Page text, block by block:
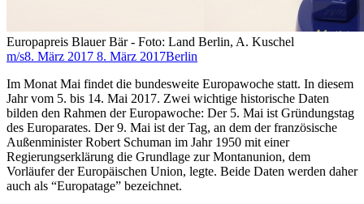
Europapreis Blauer Bär - Foto: Land Berlin, A. Kuschel
m/s8. März 2017 8. März 2017Berlin
Im Monat Mai findet die bundesweite Europawoche statt. In diesem
Jahr vom 5. bis 14. Mai 2017. Zwei wichtige historische Daten
bilden den Rahmen der Europawoche: Der 5. Mai ist Gründungstag
des Europarates. Der 9. Mai ist der Tag, an dem der französische
Außenminister Robert Schuman im Jahr 1950 mit einer
Regierungserklärung die Grundlage zur Montanunion, dem
Vorläufer der Europäischen Union, legte. Beide Daten werden daher
auch als “Europatage” bezeichnet.